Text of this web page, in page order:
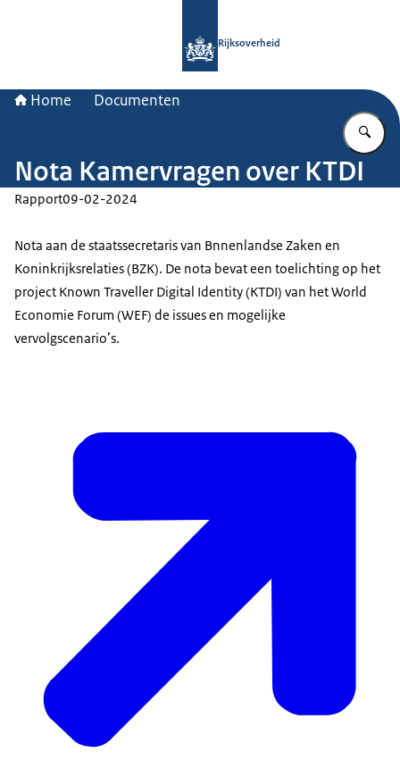
Rijksoverheid
Home Documenten
Nota Kamervragen over KTDI
Rapport09-02-2024
Nota aan de staatssecretaris van Bnnenlandse Zaken en
Koninkrijksrelaties (BZK). De nota bevat een toelichting op het
project Known Traveller Digital Identity (KTDI) van het World
Economie Forum (WEF) de issues en mogelijke
vervolgscenario’s.